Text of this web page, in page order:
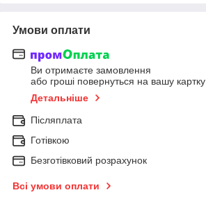
Умови оплати
Ви отримаєте замовлення
або гроші повернуться на вашу картку
Детальніше
Післяплата
Готівкою
Безготівковий розрахунок
Всі умови оплати